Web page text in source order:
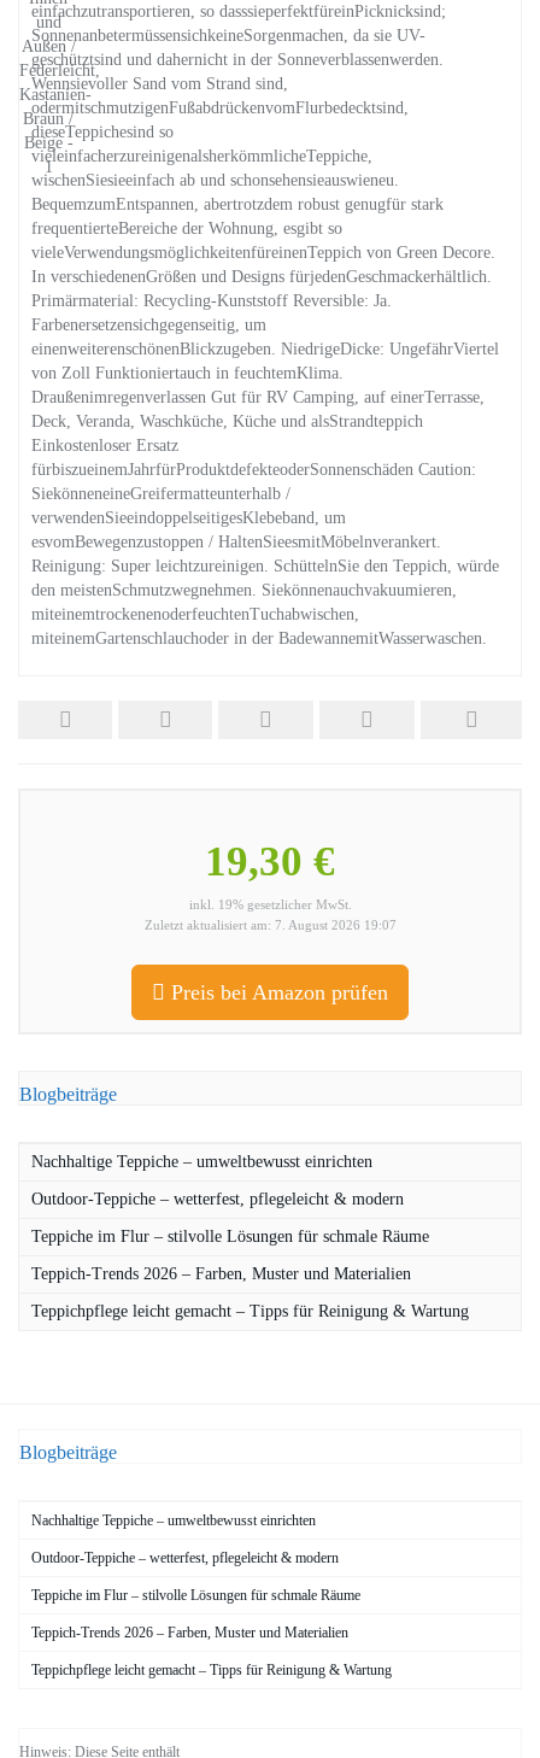
einfachzutransportieren, so dasssieperfektfüreinPicknicksind;
SonnenanbetermüssensichkeineSorgenmachen, da sie UV-
geschütztsind und dahernicht in der Sonneverblassenwerden.
Wennsievoller Sand vom Strand sind,
odermitschmutzigenFußabdrückenvomFlurbedecktsind,
dieseTeppichesind so
vieleinfacherzureinigenalsherkömmlicheTeppiche,
wischenSiesieeinfach ab und schonsehensieauswieneu.
BequemzumEntspannen, abertrotzdem robust genugfür stark
frequentierteBereiche der Wohnung, esgibt so
vieleVerwendungsmöglichkeitenfüreinenTeppich von Green Decore.
In verschiedenenGrößen und Designs fürjedenGeschmackerhältlich.
Primärmaterial: Recycling-Kunststoff Reversible: Ja.
Farbenersetzensichgegenseitig, um
einenweiterenschönenBlickzugeben. NiedrigeDicke: UngefährViertel
von Zoll Funktioniertauch in feuchtemKlima.
Draußenimregenverlassen Gut für RV Camping, auf einerTerrasse,
Deck, Veranda, Waschküche, Küche und alsStrandteppich
Einkostenloser Ersatz
fürbiszueinemJahrfürProduktdefekteoderSonnenschäden Caution:
SiekönneneineGreifermatteunterhalb /
verwendenSieeindoppelseitigesKlebeband, um
esvomBewegenzustoppen / HaltenSieesmitMöbelnverankert.
Reinigung: Super leichtzureinigen. SchüttelnSie den Teppich, würde
den meistenSchmutzwegnehmen. Siekönnenauchvakuumieren,
miteinemtrockenenoderfeuchtenTuchabwischen,
miteinemGartenschlauchoder in der BadewannemitWasserwaschen.
19,30 €
inkl. 19% gesetzlicher MwSt.
Zuletzt aktualisiert am: 7. August 2026 19:07
Preis bei Amazon prüfen
Blogbeiträge
Nachhaltige Teppiche – umweltbewusst einrichten
Outdoor-Teppiche – wetterfest, pflegeleicht & modern
Teppiche im Flur – stilvolle Lösungen für schmale Räume
Teppich-Trends 2026 – Farben, Muster und Materialien
Teppichpflege leicht gemacht – Tipps für Reinigung & Wartung
Blogbeiträge
Nachhaltige Teppiche – umweltbewusst einrichten
Outdoor-Teppiche – wetterfest, pflegeleicht & modern
Teppiche im Flur – stilvolle Lösungen für schmale Räume
Teppich-Trends 2026 – Farben, Muster und Materialien
Teppichpflege leicht gemacht – Tipps für Reinigung & Wartung
Hinweis: Diese Seite enthält